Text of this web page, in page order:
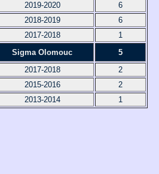
2019-2020
6
2018-2019
6
2017-2018
1
Sigma Olomouc
5
2017-2018
2
2015-2016
2
2013-2014
1